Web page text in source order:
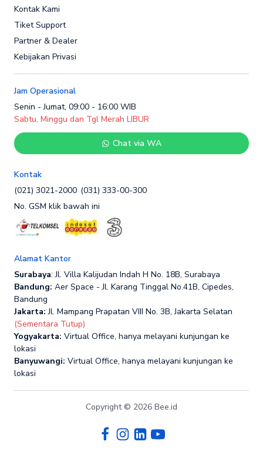
Kontak Kami
Tiket Support
Partner & Dealer
Kebijakan Privasi
Jam Operasional
Senin - Jumat, 09:00 - 16:00 WIB
Sabtu, Minggu dan Tgl Merah LIBUR
Chat via WA
Kontak
(021) 3021-2000 (031) 333-00-300
No. GSM klik bawah ini
Alamat Kantor
Surabaya: Jl. Villa Kalijudan Indah H No. 18B, Surabaya
Bandung: Aer Space - Jl. Karang Tinggal No.41B, Cipedes,
Bandung
Jakarta: Jl. Mampang Prapatan VIII No. 3B, Jakarta Selatan
(Sementara Tutup)
Yogyakarta: Virtual Office, hanya melayani kunjungan ke
lokasi
Banyuwangi: Virtual Office, hanya melayani kunjungan ke
lokasi
Copyright © 2026 Bee.id